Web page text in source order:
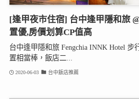
[逢甲夜市住宿] 台中逢甲隱和旅
置優,房價划算CP值高
台中逢甲隱和旅 Fengchia INNK Hotel 步
置相當棒，飯店二...
2020-06-03 台中飯店推薦